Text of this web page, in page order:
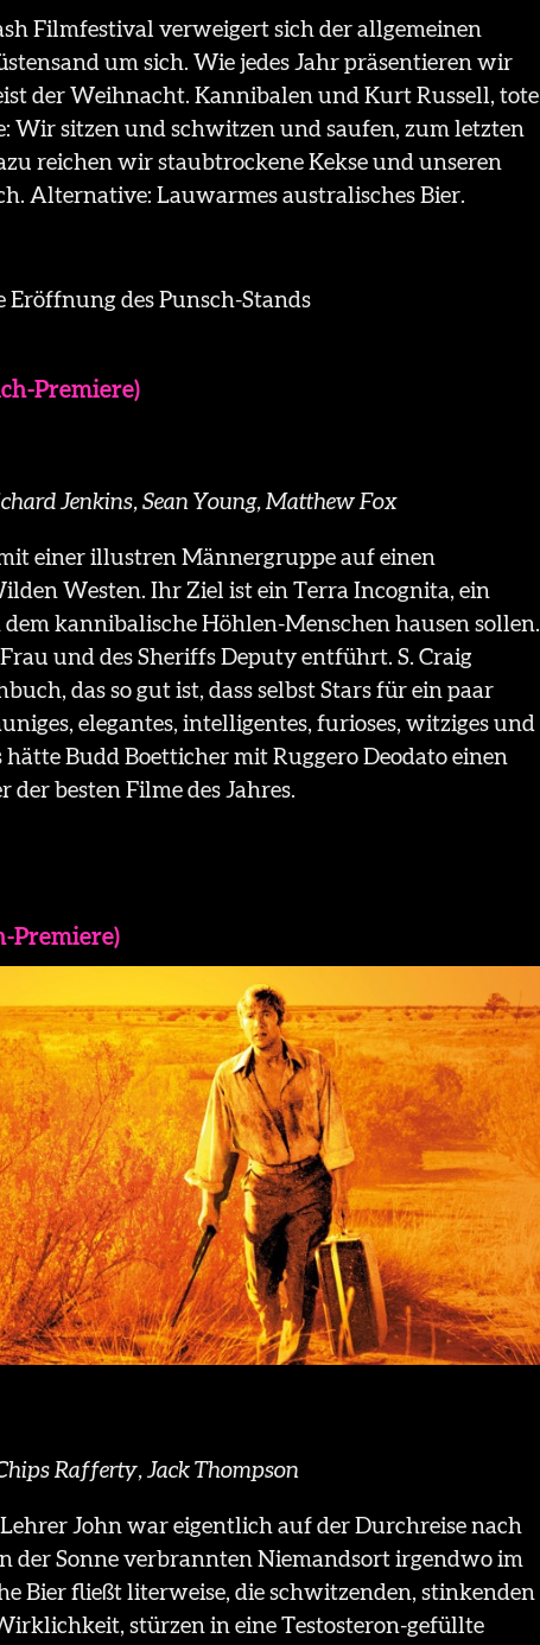
Filmfestival verweigert sich der allgemeinen
um sich. Wie jedes Jahr präsentieren wir
der Weihnacht. Kannibalen und Kurt Russell, tote
Wir sitzen und schwitzen und saufen, zum letzten
reichen wir staubtrockene Kekse und unseren
Alternative: Lauwarmes australisches Bier.
Eröffnung des Punsch-Stands
Premiere)
Jenkins, Sean Young, Matthew Fox
einer illustren Männergruppe auf einen
Westen. Ihr Ziel ist ein Terra Incognita, ein
kannibalische Höhlen-Menschen hausen sollen.
und des Sheriffs Deputy entführt. S. Craig
das so gut ist, dass selbst Stars für ein paar
elegantes, intelligentes, furioses, witziges und
Budd Boetticher mit Ruggero Deodato einen
besten Filme des Jahres.
Premiere)
Rafferty, Jack Thompson
John war eigentlich auf der Durchreise nach
der Sonne verbrannten Niemandsort irgendwo im
Bier fließt literweise, die schwitzenden, stinkenden
stürzen in eine Testosteron-gefüllte